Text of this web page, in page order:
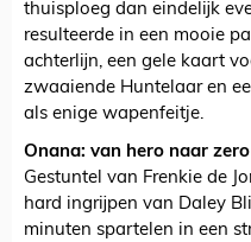
thuisploeg dan eindelijk
resulteerde in een mooie
achterlijn, een gele kaart
zwaaiende Huntelaar en
als enige wapenfeitje.
Onana: van hero naar zero
Gestuntel van Frenkie de
hard ingrijpen van Daley
minuten spartelen in een